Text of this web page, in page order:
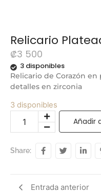
Relicario
₡3 500
3 disponibles
Relicario de Corazón
detalles en zirconia
3 disponibles
Añadir
Share:
Entrada anterior